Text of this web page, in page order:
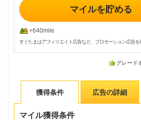
マイルを貯める
+640mile
すぐたまはアフィリエイト広告など、プロモーション広告
グレード
獲得条件 広告の詳細
マイル獲得条件